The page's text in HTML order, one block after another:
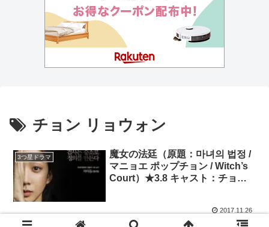
チョン リョウォン
3つ星ドラマ
魔女の法廷（原題：마녀의 법정 /
マニョエ ポップチョン / Witch’s
Court）★3.8 キャスト：チョン･
2017.11.26